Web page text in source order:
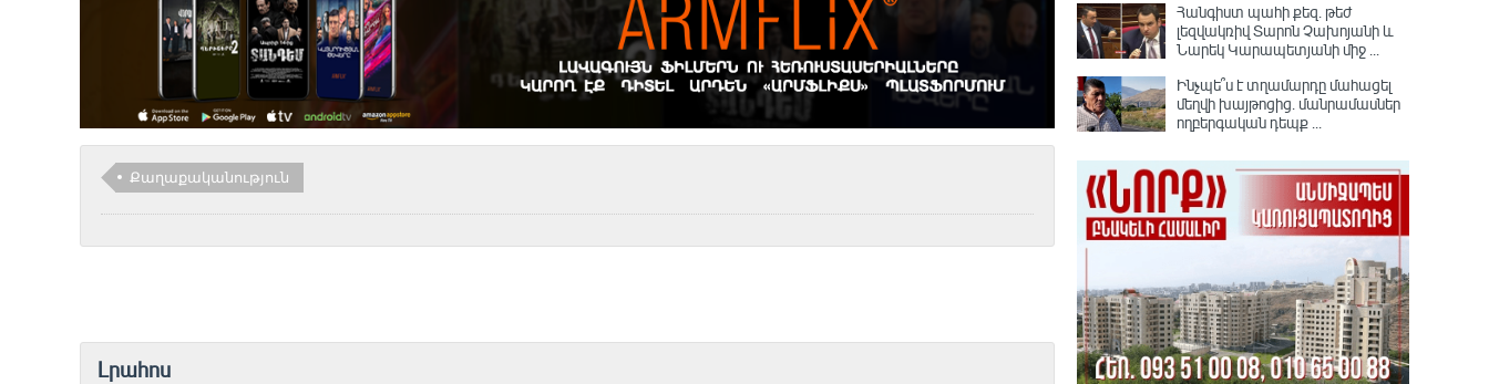
Քաղաքականություն
Լրահոս
Հանգիստ պահի քեզ. թեժ
լեզվակռիվ Տարոն Չախոյանի և
Նարեկ Կարապետյանի միջ ...
Ինչպե՞ս է տղամարդը մահացել
մեղվի խայթոցից. մանրամասներ
ողբերգական դեպք ...